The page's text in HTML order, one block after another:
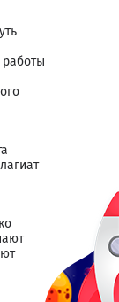
работы